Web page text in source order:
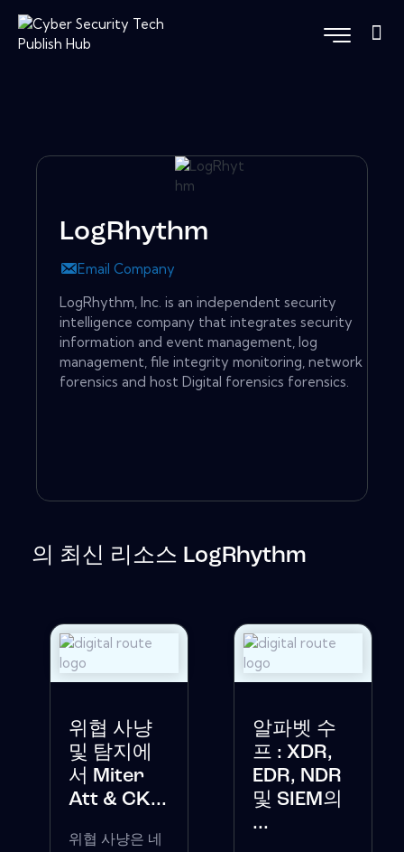
LogRhythm
Email Company
LogRhythm, Inc. is an independent security
intelligence company that integrates security
information and event management, log
management, file integrity monitoring, network
forensics and host Digital forensics forensics.
의 최신 리소스 LogRhythm
위협 사냥
및 탐지에
서 Miter
Att & CK...
위협 사냥은 네
알파벳 수
프 : XDR,
EDR, NDR
및 SIEM의
...